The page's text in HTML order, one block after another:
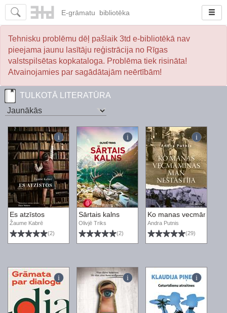
E-grāmatu bibliotēka
Tehnisku problēmu dēļ pašlaik 3td e-bibliotēkā nav
pieejama jaunu lasītāju reģistrācija no Rīgas
valstspilsētas kopkataloga. Problēma tiek risināta!
Atvainojamies par sagādātajām neērtībām!
TULKOTĀ LITERATŪRA
Es atzīstos
Žaume Kabrē
(2)
Sārtais kalns
Olivjē Triks
(2)
Ko manas vecmāmiņas
Andra Putnis
(29)